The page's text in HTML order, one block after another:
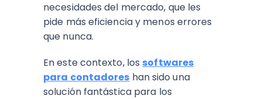
necesidades del mercado, que les
pide más eficiencia y menos errores
que nunca.
En este contexto, los softwares
para contadores han sido una
solución fantástica para los